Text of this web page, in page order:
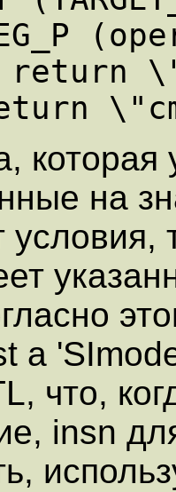
которая
на
a
что,
insn